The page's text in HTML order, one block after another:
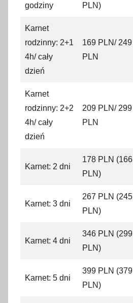
godziny
PLN)
Karnet
rodzinny: 2+1
4h/ cały
dzień
169 PLN/ 249
PLN
Karnet
rodzinny: 2+2
4h/ cały
dzień
209 PLN/ 299
PLN
Karnet: 2 dni
178 PLN (166
PLN)
Karnet: 3 dni
267 PLN (245
PLN)
Karnet: 4 dni
346 PLN (299
PLN)
Karnet: 5 dni
399 PLN (379
PLN)